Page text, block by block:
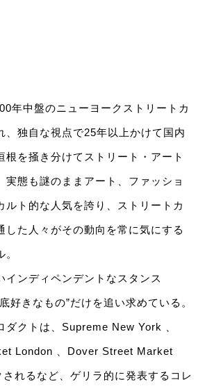
年中盤のニューヨークストリートカ
、独自な視点で25年以上かけて国内
根を掻き分けてストリート・アート
実態も謎のままアート、ファッショ
ルト的な人気を誇り、ストリートカ
した人々がその動向を常に気にする
インディペンデントなスタンス
好きなもの”だけを追い求めている。
ダクトは、Supreme New York 、
London 、Dover Street Market
れるなど、ゲリラ的に発表するコレ